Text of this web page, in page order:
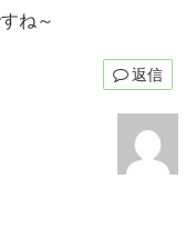
ね～
返信